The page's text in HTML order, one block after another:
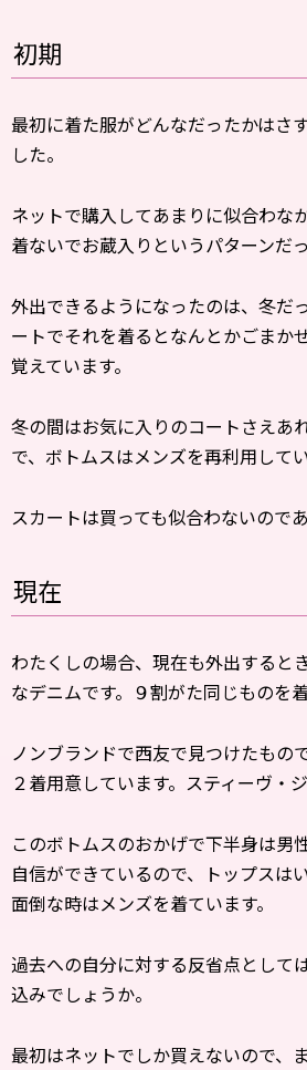
初期
最初に着た服がどんなだったかはさ
した。
ネットで購入してあまりに似合わな
着ないでお蔵入りというパターンだ
外出できるようになったのは、冬だ
ートでそれを着るとなんとかごまか
覚えています。
冬の間はお気に入りのコートさえあ
で、ボトムスはメンズを再利用して
スカートは買っても似合わないので
現在
わたくしの場合、現在も外出すると
なデニムです。９割がた同じものを着
ノンブランドで西友で見つけたもの
２着用意しています。スティーヴ・
このボトムスのおかげで下半身は男
自信ができているので、トップスは
面倒な時はメンズを着ています。
過去への自分に対する反省点として
込みでしょうか。
最初はネットでしか買えないので、